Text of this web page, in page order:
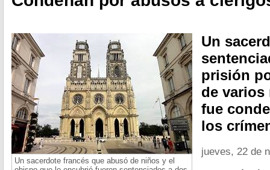
Un sacerdote francés que abusó de niños y el
Un
prisión
de
fue
los
jueves, 22 de